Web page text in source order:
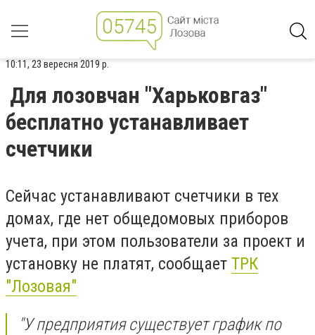
10:11, 23 вересня 2019 р.
Для лозовчан "Харьковгаз"
бесплатно устанавливает
счетчики
Сейчас устанавливают счетчики в тех
домах, где нет общедомовых приборов
учета, при этом пользователи за проект и
установку не платят, сообщает ТРК
"Лозовая"
"У предприятия существует график по